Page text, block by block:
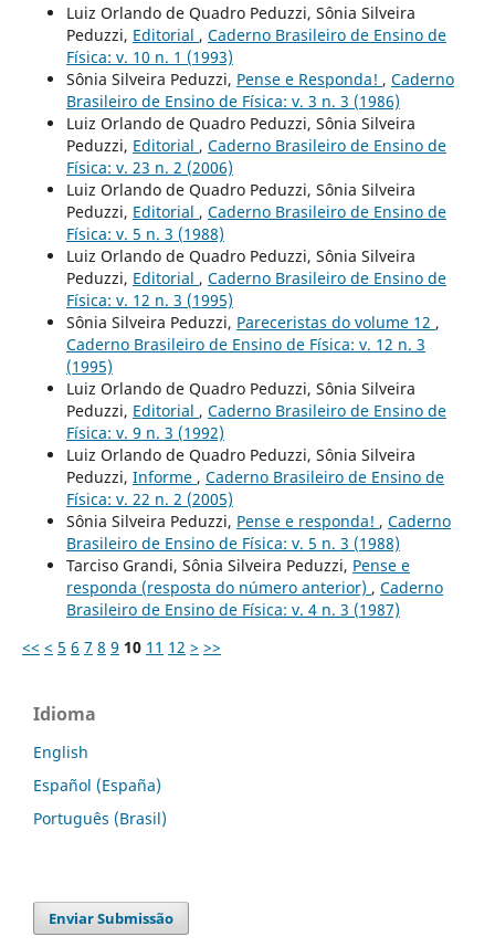
Luiz Orlando de Quadro Peduzzi, Sônia Silveira
Peduzzi, Editorial , Caderno Brasileiro de Ensino de
Física: v. 10 n. 1 (1993)
Sônia Silveira Peduzzi, Pense e Responda! , Caderno
Brasileiro de Ensino de Física: v. 3 n. 3 (1986)
Luiz Orlando de Quadro Peduzzi, Sônia Silveira
Peduzzi, Editorial , Caderno Brasileiro de Ensino de
Física: v. 23 n. 2 (2006)
Luiz Orlando de Quadro Peduzzi, Sônia Silveira
Peduzzi, Editorial , Caderno Brasileiro de Ensino de
Física: v. 5 n. 3 (1988)
Luiz Orlando de Quadro Peduzzi, Sônia Silveira
Peduzzi, Editorial , Caderno Brasileiro de Ensino de
Física: v. 12 n. 3 (1995)
Sônia Silveira Peduzzi, Pareceristas do volume 12 ,
Caderno Brasileiro de Ensino de Física: v. 12 n. 3
(1995)
Luiz Orlando de Quadro Peduzzi, Sônia Silveira
Peduzzi, Editorial , Caderno Brasileiro de Ensino de
Física: v. 9 n. 3 (1992)
Luiz Orlando de Quadro Peduzzi, Sônia Silveira
Peduzzi, Informe , Caderno Brasileiro de Ensino de
Física: v. 22 n. 2 (2005)
Sônia Silveira Peduzzi, Pense e responda! , Caderno
Brasileiro de Ensino de Física: v. 5 n. 3 (1988)
Tarciso Grandi, Sônia Silveira Peduzzi, Pense e
responda (resposta do número anterior) , Caderno
Brasileiro de Ensino de Física: v. 4 n. 3 (1987)
<< < 5 6 7 8 9 10 11 12 > >>
Idioma
English
Español (España)
Português (Brasil)
Enviar Submissão